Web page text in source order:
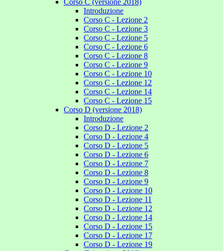
Corso C (versione 2018)
Introduzione
Corso C - Lezione 2
Corso C - Lezione 3
Corso C - Lezione 5
Corso C - Lezione 6
Corso C - Lezione 8
Corso C - Lezione 9
Corso C - Lezione 10
Corso C - Lezione 12
Corso C - Lezione 14
Corso C - Lezione 15
Corso D (versione 2018)
Introduzione
Corso D - Lezione 2
Corso D - Lezione 4
Corso D - Lezione 5
Corso D - Lezione 6
Corso D - Lezione 7
Corso D - Lezione 8
Corso D - Lezione 9
Corso D - Lezione 10
Corso D - Lezione 11
Corso D - Lezione 12
Corso D - Lezione 14
Corso D - Lezione 15
Corso D - Lezione 17
Corso D - Lezione 19